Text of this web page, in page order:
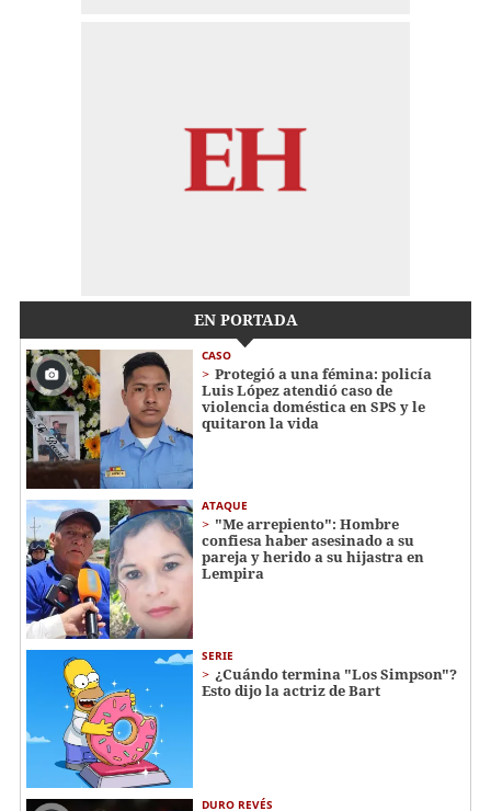
EN PORTADA
CASO
Protegió a una fémina: policía
Luis López atendió caso de
violencia doméstica en SPS y le
quitaron la vida
ATAQUE
"Me arrepiento": Hombre
confiesa haber asesinado a su
pareja y herido a su hijastra en
Lempira
SERIE
¿Cuándo termina "Los Simpson"?
Esto dijo la actriz de Bart
DURO REVÉS